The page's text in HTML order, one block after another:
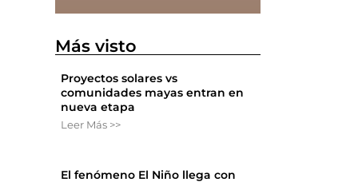
Más visto
Proyectos solares vs
comunidades mayas entran en
nueva etapa
Leer Más >>
El fenómeno El Niño llega con